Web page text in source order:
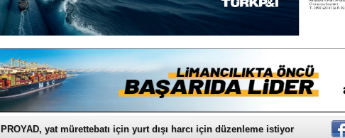
Çanakkale 35 °C
İTU AUV, Dünya’da 2. oldu!
PROYAD, yat mürettebatı için yurt dışı harcı için düzenleme istiyor